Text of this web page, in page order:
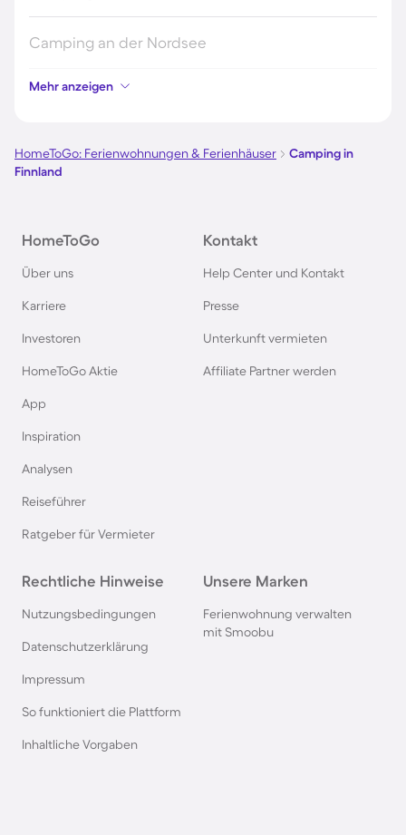
Camping an der Nordsee
Camping in Kroatien
Camping auf Fehmarn
Camping im Harz
Camping auf Usedom
Camping in Schweden
Camping in Holland
Camping in Bibione
Camping in Deutschland
Mehr anzeigen
HomeToGo: Ferienwohnungen & Ferienhäuser
Camping in
Finnland
HomeToGo
Über uns
Karriere
Investoren
HomeToGo Aktie
App
Inspiration
Analysen
Reiseführer
Ratgeber für Vermieter
Kontakt
Help Center und Kontakt
Presse
Unterkunft vermieten
Affiliate Partner werden
Rechtliche Hinweise
Nutzungsbedingungen
Datenschutzerklärung
Impressum
So funktioniert die Plattform
Inhaltliche Vorgaben
Unsere Marken
Ferienwohnung verwalten
mit Smoobu